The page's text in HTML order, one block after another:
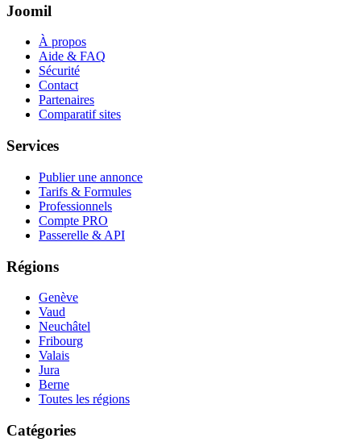
Joomil
À propos
Aide & FAQ
Sécurité
Contact
Partenaires
Comparatif sites
Services
Publier une annonce
Tarifs & Formules
Professionnels
Compte PRO
Passerelle & API
Régions
Genève
Vaud
Neuchâtel
Fribourg
Valais
Jura
Berne
Toutes les régions
Catégories